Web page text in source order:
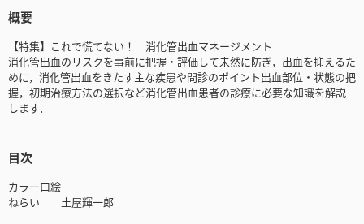
概要
【特集】これで慌てない！ 消化管出血マネージメント
消化管出血のリスクを事前に把握・評価して未然に防ぎ，出血を抑えるた
めに，消化管出血をきたす主な疾患や問診のポイント出血部位・状態の把
握，初期治療方法の選択など消化管出血患者の診療に必要な知識を解説
します．
目次
カラー口絵
ねらい 土屋輝一郎